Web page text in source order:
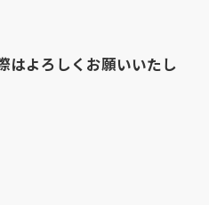
はよろしくお願いいたし